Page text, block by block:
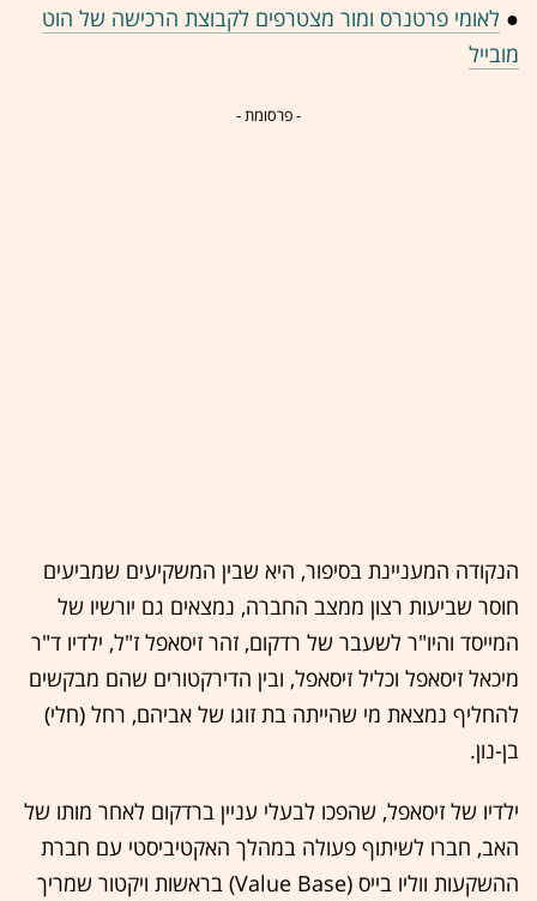
● לאומי פרטנרס ומור מצטרפים לקבוצת הרכישה של הוט
מובייל
- פרסומת -
הנקודה המעניינת בסיפור, היא שבין המשקיעים שמביעים
חוסר שביעות רצון ממצב החברה, נמצאים גם יורשיו של
המייסד והיו"ר לשעבר של רדקום, זהר זיסאפל ז"ל, ילדיו ד"ר
מיכאל זיסאפל וכליל זיסאפל, ובין הדירקטורים שהם מבקשים
להחליף נמצאת מי שהייתה בת זוגו של אביהם, רחל (חלי)
בן-נון.
ילדיו של זיסאפל, שהפכו לבעלי עניין ברדקום לאחר מותו של
האב, חברו לשיתוף פעולה במהלך האקטיביסטי עם חברת
ההשקעות ווליו בייס (Value Base) בראשות ויקטור שמריך